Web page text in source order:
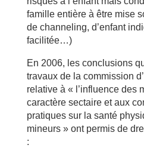
famille entière à être mise
de channeling, d’enfant
facilitée…)
En 2006, les conclusions
travaux de la commission
relative à « l’influence des
caractère sectaire et aux
pratiques sur la santé
mineurs » ont permis de
: